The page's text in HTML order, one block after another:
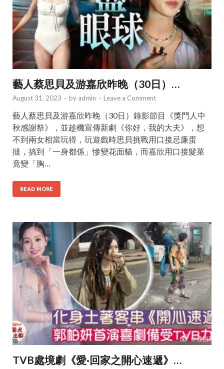
藝人蔡思貝及游嘉欣昨晚（30日）…
August 31, 2023 - by admin - Leave a Comment
藝人蔡思貝及游嘉欣昨晚（30日）錄影節目《獎門人中
秋感謝祭》，並趁機宣傳新劇《你好，我的大夫》，想
不到兩女相當玩得，玩遊戲時思貝挑戰用口接忌廉蛋
撻，搞到「一身都係」慘變花面貓，而嘉欣用口接髮菜
竟變「胸…
READ MORE
TVB處境劇《愛·回家之開心速遞》…